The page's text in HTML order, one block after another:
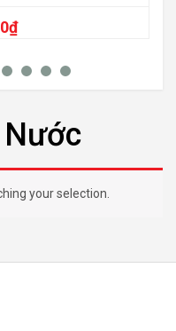
₫
your selection.